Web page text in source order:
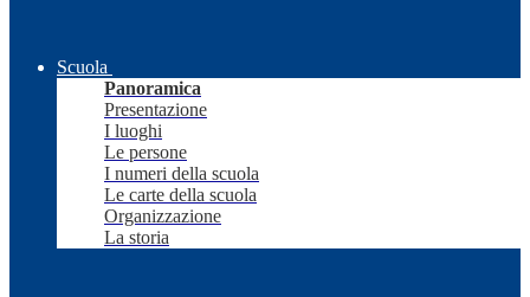
Scuola
Panoramica
Presentazione
I luoghi
Le persone
I numeri della scuola
Le carte della scuola
Organizzazione
La storia